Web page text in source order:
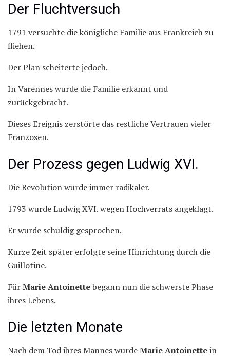
Der Fluchtversuch
1791 versuchte die königliche Familie aus Frankreich zu
fliehen.
Der Plan scheiterte jedoch.
In Varennes wurde die Familie erkannt und
zurückgebracht.
Dieses Ereignis zerstörte das restliche Vertrauen vieler
Franzosen.
Der Prozess gegen Ludwig XVI.
Die Revolution wurde immer radikaler.
1793 wurde Ludwig XVI. wegen Hochverrats angeklagt.
Er wurde schuldig gesprochen.
Kurze Zeit später erfolgte seine Hinrichtung durch die
Guillotine.
FürMarie Antoinettebegann nun die schwerste Phase
ihres Lebens.
Die letzten Monate
Nach dem Tod ihres Mannes wurdeMarie Antoinettein